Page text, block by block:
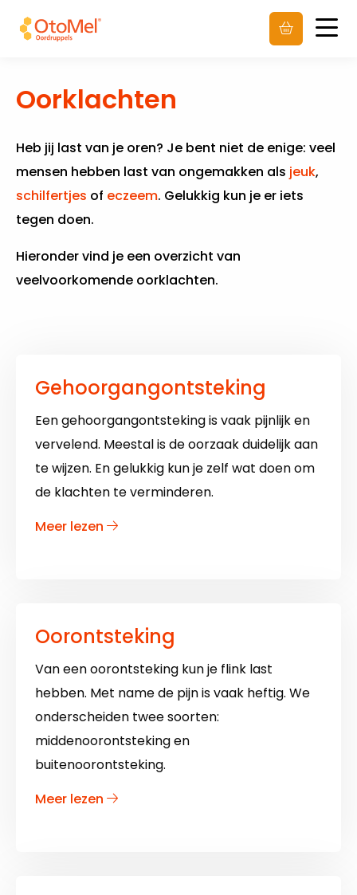
Oorklachten
Heb jij last van je oren? Je bent niet de enige: veel
mensen hebben last van ongemakken als jeuk,
schilfertjes of eczeem. Gelukkig kun je er iets
tegen doen.
Hieronder vind je een overzicht van
veelvoorkomende oorklachten.
Gehoorgangontsteking
Een gehoorgangontsteking is vaak pijnlijk en
vervelend. Meestal is de oorzaak duidelijk aan
te wijzen. En gelukkig kun je zelf wat doen om
de klachten te verminderen.
Meer lezen over
Oorontsteking
Van een oorontsteking kun je flink last
hebben. Met name de pijn is vaak heftig. We
onderscheiden twee soorten:
middenoorontsteking en
buitenoorontsteking.
Meer lezen over